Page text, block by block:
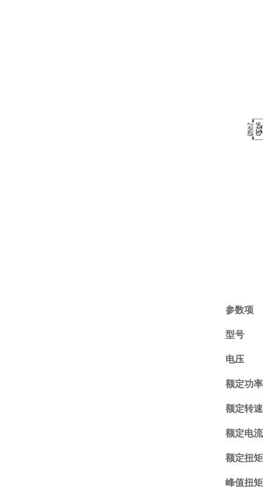
参数项
型号
电压
额定功率
额定转速
额定电流
额定扭矩
峰值扭矩